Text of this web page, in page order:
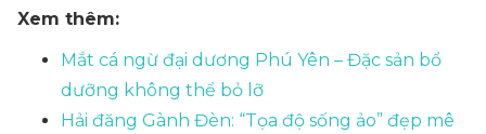
Xem thêm:
Mắt cá ngừ đại dương Phú Yên – Đặc sản bổ
dưỡng không thể bỏ lỡ
Hải đăng Gành Đèn: “Tọa độ sống ảo” đẹp mê